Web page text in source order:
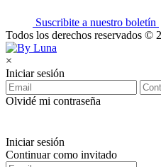
Suscribite a nuestro boletín
Todos los derechos reservados ©
×
Iniciar sesión
Olvidé mi contraseña
Iniciar sesión
Continuar como invitado